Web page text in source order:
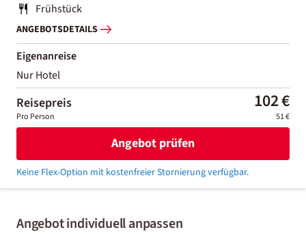
Angebot individuell anpassen
Frühstück
ANGEBOTSDETAILS
Eigenanreise
Nur Hotel
Reisepreis 102 €
Pro Person 51 €
Angebot prüfen
Keine Flex-Option mit kostenfreier Stornierung verfügbar.